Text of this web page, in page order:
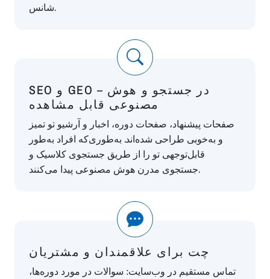
شانس.
SEO و GEO – در جستجو و هوش
مصنوعی قابل مشاهده
صفحات پیشنهاد، صفحات دوره، اخبار و آرشیو تو تمیز
و به‌خوبی طراحی شده‌اند. به‌طوری‌که افراد به‌طور
قابل‌توجهی تو را از طریق جستجوی کلاسیک و
جستجوی مدرن هوش مصنوعی پیدا می‌کنند.
چت برای علاقمندان و مشتریان
تماس مستقیم در وب‌سایت: سوالات در مورد دوره‌ها،